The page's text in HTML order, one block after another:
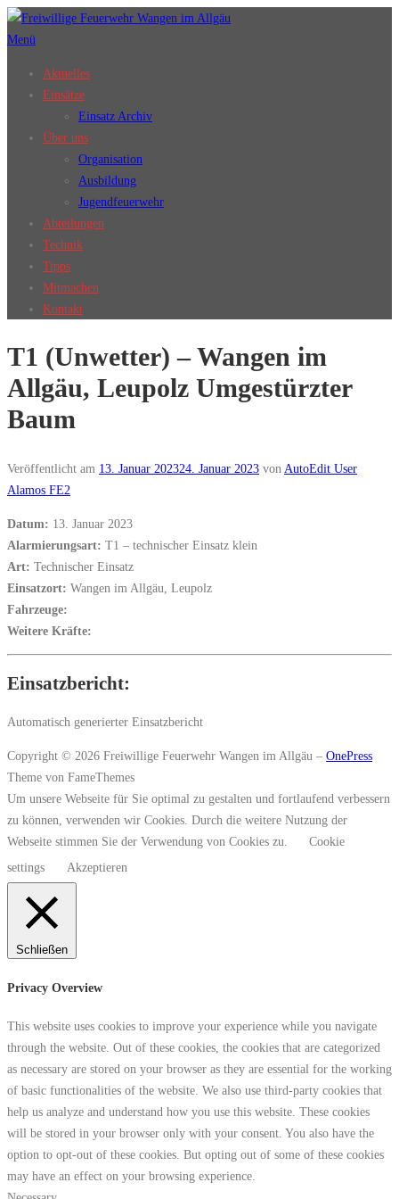
Zum
Inhalt
Menü
Aktuelles
Einsätze
Einsatz Archiv
Über uns
Organisation
Ausbildung
Jugendfeuerwehr
Abteilungen
Technik
Tipps
Mitmachen
Kontakt
T1 (Unwetter) – Wangen im
Allgäu, Leupolz Umgestürzter
Baum
Veröffentlicht am 13. Januar 202324. Januar 2023 von AutoEdit User
Alamos FE2
Datum: 13. Januar 2023
Alarmierungsart: T1 – technischer Einsatz klein
Art: Technischer Einsatz
Einsatzort: Wangen im Allgäu, Leupolz
Fahrzeuge:
Weitere Kräfte:
Einsatzbericht:
Automatisch generierter Einsatzbericht
Copyright © 2026 Freiwillige Feuerwehr Wangen im Allgäu – OnePress
Theme von FameThemes
Um unsere Webseite für Sie optimal zu gestalten und fortlaufend verbessern
zu können, verwenden wir Cookies. Durch die weitere Nutzung der
Webseite stimmen Sie der Verwendung von Cookies zu.
Cookie
settings
Akzeptieren
Schließen
Privacy Overview
This website uses cookies to improve your experience while you navigate
through the website. Out of these cookies, the cookies that are categorized
as necessary are stored on your browser as they are essential for the working
of basic functionalities of the website. We also use third-party cookies that
help us analyze and understand how you use this website. These cookies
will be stored in your browser only with your consent. You also have the
option to opt-out of these cookies. But opting out of some of these cookies
may have an effect on your browsing experience.